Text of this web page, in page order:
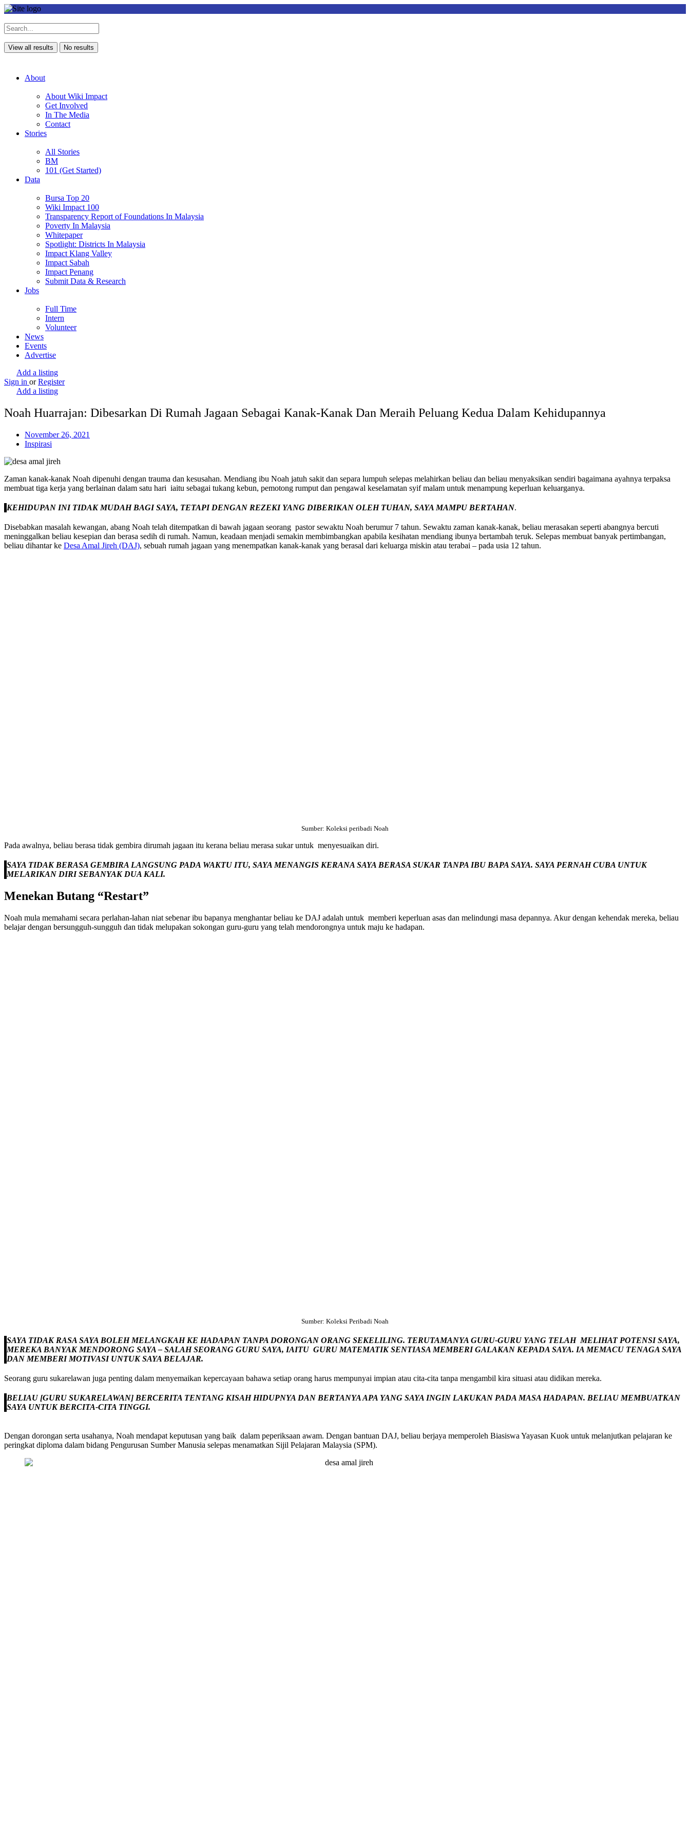
View all results No results
About
About Wiki Impact
Get Involved
In The Media
Contact
Stories
All Stories
BM
101 (Get Started)
Data
Bursa Top 20
Wiki Impact 100
Transparency Report of Foundations In Malaysia
Poverty In Malaysia
Whitepaper
Spotlight: Districts In Malaysia
Impact Klang Valley
Impact Sabah
Impact Penang
Submit Data & Research
Jobs
Full Time
Intern
Volunteer
News
Events
Advertise
Add a listing
Sign in or Register
Add a listing
Noah Huarrajan: Dibesarkan Di Rumah Jagaan Sebagai Kanak-Kanak Dan Meraih Peluang Kedua Dalam Kehidupannya
November 26, 2021
Inspirasi
Zaman kanak-kanak Noah dipenuhi dengan trauma dan kesusahan. Mendiang ibu Noah jatuh sakit dan separa lumpuh selepas melahirkan beliau dan beliau menyaksikan sendiri bagaimana ayahnya terpaksa
membuat tiga kerja yang berlainan dalam satu hari iaitu sebagai tukang kebun, pemotong rumput dan pengawal keselamatan syif malam untuk menampung keperluan keluarganya.
KEHIDUPAN INI TIDAK MUDAH BAGI SAYA, TETAPI DENGAN REZEKI YANG DIBERIKAN OLEH TUHAN, SAYA MAMPU BERTAHAN.
Disebabkan masalah kewangan, abang Noah telah ditempatkan di bawah jagaan seorang pastor sewaktu Noah berumur 7 tahun. Sewaktu zaman kanak-kanak, beliau merasakan seperti abangnya bercuti
meninggalkan beliau kesepian dan berasa sedih di rumah. Namun, keadaan menjadi semakin membimbangkan apabila kesihatan mendiang ibunya bertambah teruk. Selepas membuat banyak pertimbangan,
beliau dihantar ke Desa Amal Jireh (DAJ), sebuah rumah jagaan yang menempatkan kanak-kanak yang berasal dari keluarga miskin atau terabai – pada usia 12 tahun.
Sumber: Koleksi peribadi Noah
Pada awalnya, beliau berasa tidak gembira dirumah jagaan itu kerana beliau merasa sukar untuk menyesuaikan diri.
SAYA TIDAK BERASA GEMBIRA LANGSUNG PADA WAKTU ITU, SAYA MENANGIS KERANA SAYA BERASA SUKAR TANPA IBU BAPA SAYA. SAYA PERNAH CUBA UNTUK
MELARIKAN DIRI SEBANYAK DUA KALI.
Menekan Butang “Restart”
Noah mula memahami secara perlahan-lahan niat sebenar ibu bapanya menghantar beliau ke DAJ adalah untuk memberi keperluan asas dan melindungi masa depannya. Akur dengan kehendak mereka, beliau
belajar dengan bersungguh-sungguh dan tidak melupakan sokongan guru-guru yang telah mendorongnya untuk maju ke hadapan.
Sumber: Koleksi Peribadi Noah
SAYA TIDAK RASA SAYA BOLEH MELANGKAH KE HADAPAN TANPA DORONGAN ORANG SEKELILING. TERUTAMANYA GURU-GURU YANG TELAH MELIHAT POTENSI SAYA,
MEREKA BANYAK MENDORONG SAYA – SALAH SEORANG GURU SAYA, IAITU GURU MATEMATIK SENTIASA MEMBERI GALAKAN KEPADA SAYA. IA MEMACU TENAGA SAYA
DAN MEMBERI MOTIVASI UNTUK SAYA BELAJAR.
Seorang guru sukarelawan juga penting dalam menyemaikan kepercayaan bahawa setiap orang harus mempunyai impian atau cita-cita tanpa mengambil kira situasi atau didikan mereka.
BELIAU [GURU SUKARELAWAN] BERCERITA TENTANG KISAH HIDUPNYA DAN BERTANYA APA YANG SAYA INGIN LAKUKAN PADA MASA HADAPAN. BELIAU MEMBUATKAN
SAYA UNTUK BERCITA-CITA TINGGI.
Dengan dorongan serta usahanya, Noah mendapat keputusan yang baik dalam peperiksaan awam. Dengan bantuan DAJ, beliau berjaya memperoleh Biasiswa Yayasan Kuok untuk melanjutkan pelajaran ke
peringkat diploma dalam bidang Pengurusan Sumber Manusia selepas menamatkan Sijil Pelajaran Malaysia (SPM).